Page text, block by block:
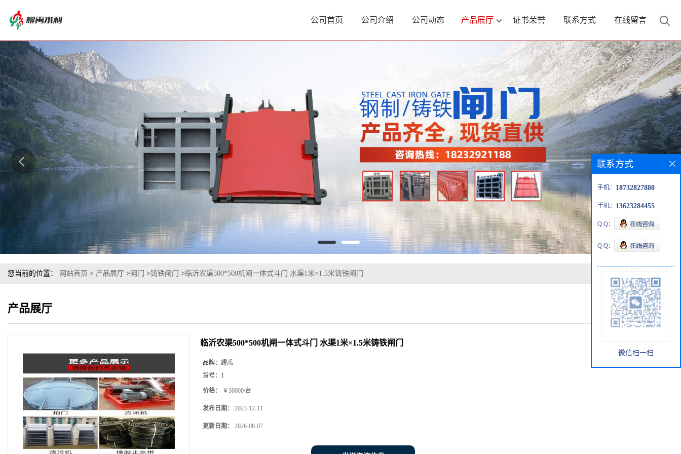
公司首页 公司介绍 公司动态 产品展厅 证书荣誉 联系方式 在线留言
您当前的位置： 网站首页 > 产品展厅 >闸门 >铸铁闸门 > 临沂农渠500*500机闸一体式斗门 水渠1米×1.5米铸铁闸门
产品展厅
临沂农渠500*500机闸一体式斗门 水渠1米×1.5米铸铁闸门
品牌： 耀禹
货号： 1
价格： ￥30000/台
发布日期： 2023-12-11
更新日期： 2026-08-07
联系方式
手机： 18732827880
手机： 13623284455
Q Q：
Q Q：
微信扫一扫